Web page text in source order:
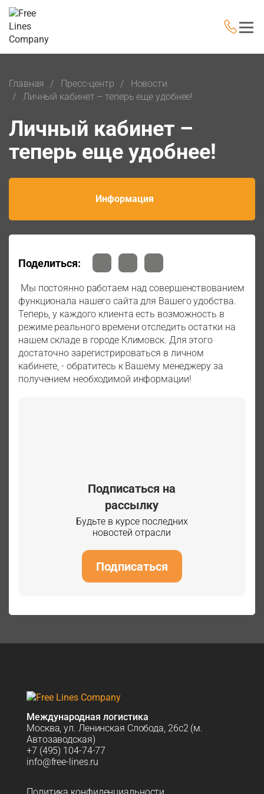
Главная Пресс-центр
Новости
Личный кабинет – теперь еще удобнее!
Личный кабинет –
теперь еще удобнее!
Информация
Поделиться:
Мы постоянно работаем над совершенствованием
функционала нашего сайта для Вашего удобства.
Теперь, у каждого клиента есть возможность в
режиме реального времени отследить остатки на
нашем складе в городе Климовск. Для этого
достаточно зарегистрироваться в личном
кабинете, - обратитесь к Вашему менеджеру за
получением необходимой информации!
Подписаться на
рассылку
Будьте в курсе последних
новостей отрасли
Подписаться
Международная логистика
Москва, ул. Ленинская Слобода, 26с2 (м.
Автозаводская)
+7 (495) 104-74-77
info@free-lines.ru